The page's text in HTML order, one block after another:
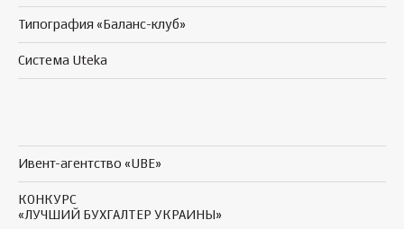
Типография «Баланс-клуб»
Система Uteka
Ивент-агентство «UBE»
КОНКУРС
«ЛУЧШИЙ БУХГАЛТЕР УКРАИНЫ»